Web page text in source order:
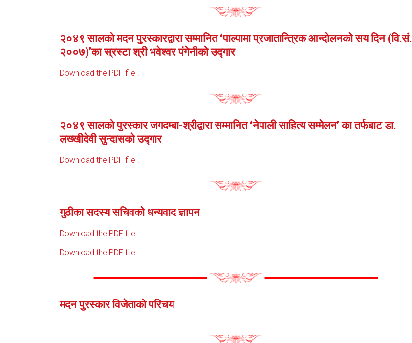
२०४९ सालको मदन पुरस्कारद्वारा सम्मानित ‘पाल्पामा प्रजातान्त्रिक आन्दोलनको सय दिन (वि.सं.
२००७)’का स्रस्टा श्री भवेश्वर पंगेनीको उद्गार
Download the PDF file .
२०४९ सालको पुरस्कार जगदम्बा-श्रीद्वारा सम्मानित ‘नेपाली साहित्य सम्मेलन’ का तर्फबाट डा.
लख्खीदेवी सुन्दासको उद्गार
Download the PDF file .
गुठीका सदस्य सचिवको धन्यवाद ज्ञापन
Download the PDF file .
Download the PDF file .
मदन पुरस्कार विजेताको परिचय